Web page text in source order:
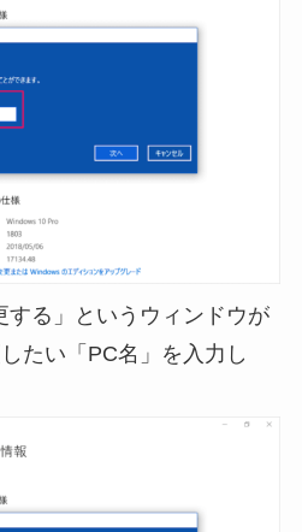
する」というウィンドウが
たい「PC名」を入力し